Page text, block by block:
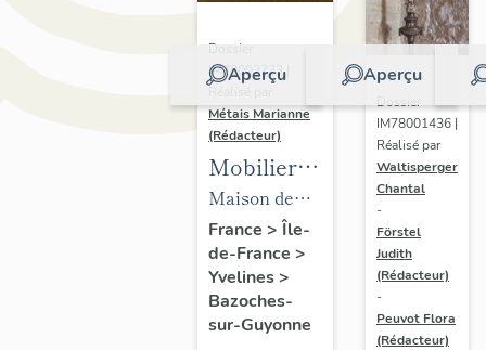
Aperçu
Dossier
IM78002723 |
Métais Marianne
(Rédacteur)
Mobilier
de la
maison
Louis
Carré
Maison de
villégiature
dite maison
Louis Carré
France > Île-
de-France >
Yvelines>
Bazoches-
sur-Guyonne
Aperçu
Dossier
IM78001436 |
Réalisé par
Waltisperger
Chantal
-
Förstel
Judith
(Rédacteur)
-
Peuvot Flora
(Rédacteur)